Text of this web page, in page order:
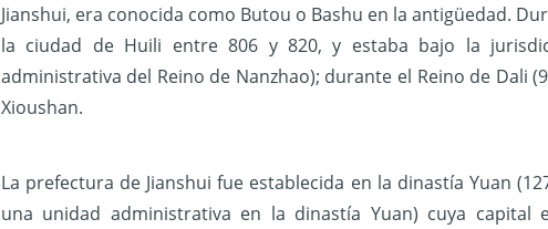
Jianshui, era conocida como Butou o Bashu en la antigüedad.
la ciudad de Huili entre 806 y 820, y estaba bajo la
administrativa del Reino de Nanzhao); durante el Reino de Dali
Xioushan.
La prefectura de Jianshui fue establecida en la dinastía Yuan
una unidad administrativa en la dinastía Yuan) cuya capital